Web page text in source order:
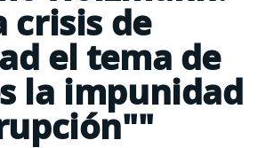
crisis de
el tema de
la impunidad